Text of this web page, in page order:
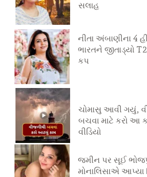
નીતા અંબાણીના 4
ભારતને જીતાડ્યો
કપ
ચોમાસુ આવી ગયું,
બચવા માટે કરો આ
વીડિયો
જમીન પર સૂઈ
મોનાલિસાએ આપ્યા
સલાહ